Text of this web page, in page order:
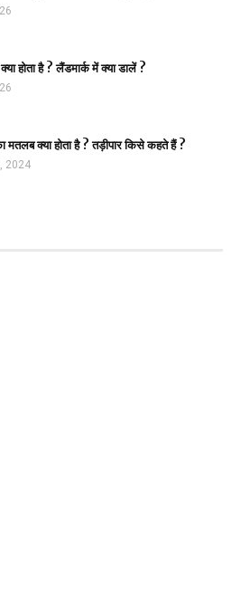
होता है ? लैंडमार्क में क्या डालें ?
क्या होता है ? तड़ीपार किसे कहते हैं ?
2024